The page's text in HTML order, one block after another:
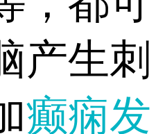
产生刺
癫痫发